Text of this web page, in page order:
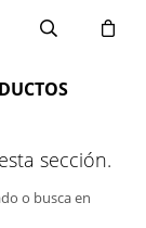
sección.
o busca en